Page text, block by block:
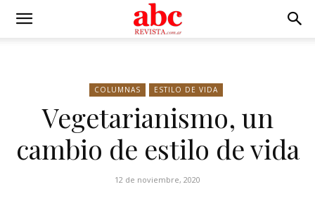
COLUMNAS ESTILO DE VIDA
Vegetarianismo, un
cambio de estilo de vida
12 de noviembre, 2020